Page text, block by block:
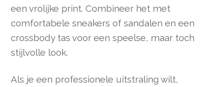
een vrolijke print. Combineer het met
comfortabele sneakers of sandalen en een
crossbody tas voor een speelse, maar toch
stijlvolle look.
Als je een professionele uitstraling wilt,